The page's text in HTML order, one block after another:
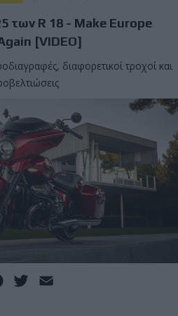
των R 18 - Make Europe
[VIDEO]
διαφορετικοί τροχοί και
Facebook
Twitter